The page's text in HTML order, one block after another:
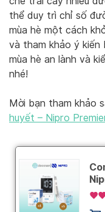
thể duy trì chỉ số
mùa hè một cách
và tham khảo ý
mùa hè an lành và
nhé!
Mời bạn tham khảo
huyết – Nipro